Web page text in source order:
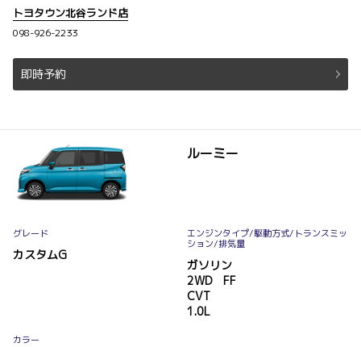
トヨタウン北谷ランド店
098-926-2233
即時予約
ルーミー
グレード
カスタムG
エンジンタイプ/駆動方式/ トランスミッ
ション/排気量
ガソリン
2WD FF
CVT
1.0L
カラー